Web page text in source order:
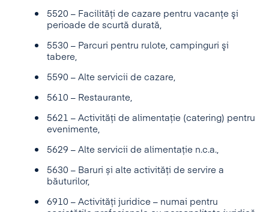
5520 – Facilități de cazare pentru vacanțe şi
perioade de scurtă durată,
5530 – Parcuri pentru rulote, campinguri şi
tabere,
5590 – Alte servicii de cazare,
5610 – Restaurante,
5621 – Activități de alimentație (catering) pentru
evenimente,
5629 – Alte servicii de alimentaţie n.c.a.,
5630 – Baruri și alte activități de servire a
băuturilor,
6910 – Activități juridice – numai pentru